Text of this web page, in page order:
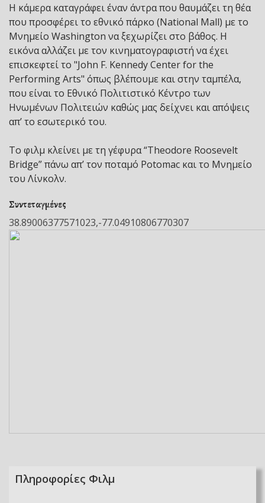
Η κάμερα καταγράφει έναν άντρα που θαυμάζει τη θέα
που προσφέρει το εθνικό πάρκο (National Mall) με το
Μνημείο Washington να ξεχωρίζει στο βάθος. Η
εικόνα αλλάζει με τον κινηματογραφιστή να έχει
επισκεφτεί το "John F. Kennedy Center for the
Performing Arts" όπως βλέπουμε και στην ταμπέλα,
που είναι το Εθνικό Πολιτιστικό Κέντρο των
Ηνωμένων Πολιτειών καθώς μας δείχνει και απόψεις
απ’ το εσωτερικό του.
Το φιλμ κλείνει με τη γέφυρα “Theodore Roosevelt
Bridge” πάνω απ’ τον ποταμό Potomac και το Μνημείο
του Λίνκολν.
Συντεταγμένες
38.89006377571023,-77.04910806770307
Πληροφορίες Φιλμ